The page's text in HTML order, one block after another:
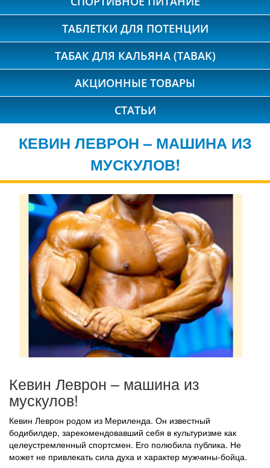
ТАБЛЕТКИ ДЛЯ ПОТЕНЦИИ
ТАБАК ДЛЯ КАЛЬЯНА (TABAK)
АКЦИОННЫЕ ТОВАРЫ
СТАТЬИ
КЕВИН ЛЕВРОН – МАШИНА ИЗ
МУСКУЛОВ!
Кевин Леврон – машина из
мускулов!
Кевин Леврон родом из Мериленда. Он известный
бодибилдер, зарекомендовавший себя в культуризме как
целеустремленный спортсмен. Его полюбила публика. Не
может не привлекать сила духа и характер мужчины-бойца.